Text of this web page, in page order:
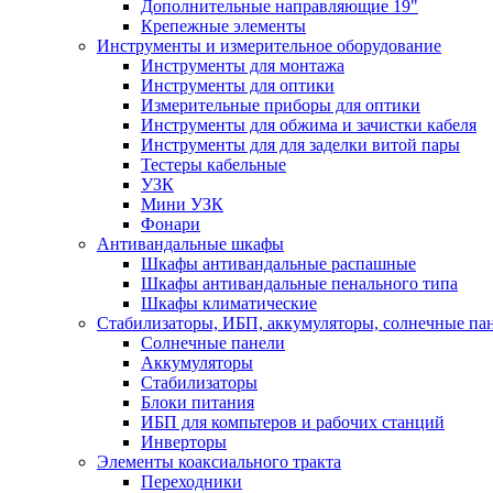
Дополнительные направляющие 19"
Крепежные элементы
Инструменты и измерительное оборудование
Инструменты для монтажа
Инструменты для оптики
Измерительные приборы для оптики
Инструменты для обжима и зачистки кабеля
Инструменты для для заделки витой пары
Тестеры кабельные
УЗК
Мини УЗК
Фонари
Антивандальные шкафы
Шкафы антивандальные распашные
Шкафы антивандальные пенального типа
Шкафы климатические
Стабилизаторы, ИБП, аккумуляторы, солнечные
Солнечные панели
Аккумуляторы
Стабилизаторы
Блоки питания
ИБП для компьтеров и рабочих станций
Инверторы
Элементы коаксиального тракта
Переходники